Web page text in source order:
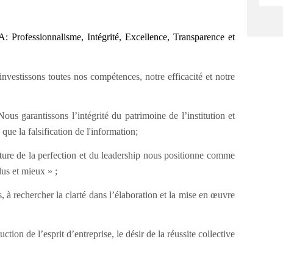
Intégrité, Excellence, Transparence et
toutes nos compétences, notre efficacité et notre
garantissons l’intégrité du patrimoine de l’institution et
que la falsification de l'information;
de la perfection et du leadership nous positionne comme
et mieux » ;
rechercher la clarté dans l’élaboration et la mise en œuvre
de l’esprit d’entreprise, le désir de la réussite collective